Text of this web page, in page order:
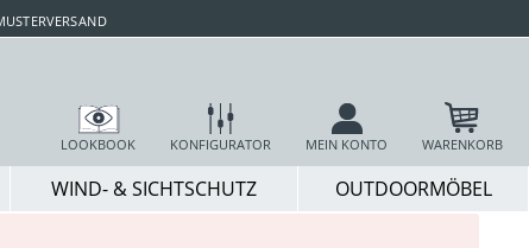
LOOKBOOK KONFIGURATOR MEIN KONTO WARENKORB
WIND- & SICHTSCHUTZ OUTDOORMÖBEL